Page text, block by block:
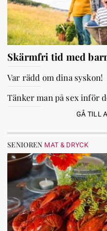
Skärmfri tid med
Var rädd om dina syskon!
Tänker man på sex inför
GÅ TILL
SENIOREN MAT & DRYCK